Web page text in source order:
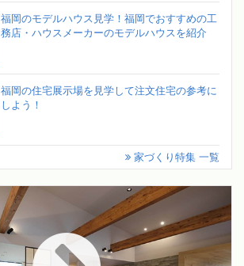
福岡のモデルハウス見学！福岡でおすすめの工
務店・ハウスメーカーのモデルハウスを紹介
福岡の住宅展示場を見学して注文住宅の参考に
しよう！
家づくり特集 一覧